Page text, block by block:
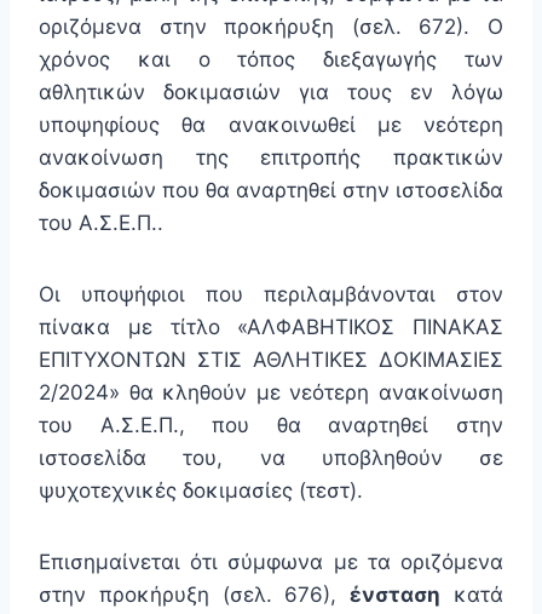
οριζόμενα στην προκήρυξη (σελ. 672). Ο
χρόνος και ο τόπος διεξαγωγής των
αθλητικών δοκιμασιών για τους εν λόγω
υποψηφίους θα ανακοινωθεί με νεότερη
ανακοίνωση της επιτροπής πρακτικών
δοκιμασιών που θα αναρτηθεί στην ιστοσελίδα
του Α.Σ.Ε.Π..
Οι υποψήφιοι που περιλαμβάνονται στον
πίνακα με τίτλο «ΑΛΦΑΒΗΤΙΚΟΣ ΠΙΝΑΚΑΣ
ΕΠΙΤΥΧΟΝΤΩΝ ΣΤΙΣ ΑΘΛΗΤΙΚΕΣ ΔΟΚΙΜΑΣΙΕΣ
2/2024» θα κληθούν με νεότερη ανακοίνωση
του Α.Σ.Ε.Π., που θα αναρτηθεί στην
ιστοσελίδα του, να υποβληθούν σε
ψυχοτεχνικές δοκιμασίες (τεστ).
Επισημαίνεται ότι σύμφωνα με τα οριζόμενα
στην προκήρυξη (σελ. 676),ένσταση κατά